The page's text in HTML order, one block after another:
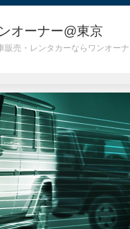
オーナー@東京
売・レンタカーならワンオーナ